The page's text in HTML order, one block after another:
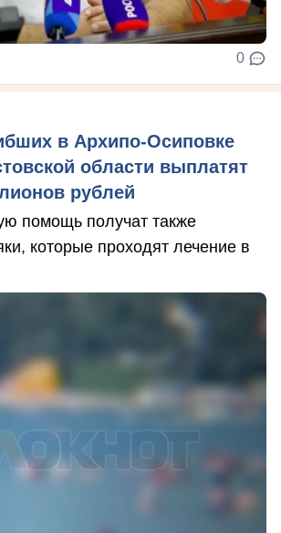
0
в Архипо-Осиповке
области выплатят
рублей
помощь получат также
которые проходят лечение в